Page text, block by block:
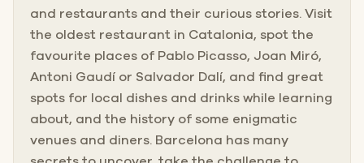
and restaurants and their curious stories. Visit
the oldest restaurant in Catalonia, spot the
favourite places of Pablo Picasso, Joan Miró,
Antoni Gaudí or Salvador Dalí, and find great
spots for local dishes and drinks while learning
about, and the history of some enigmatic
venues and diners. Barcelona has many